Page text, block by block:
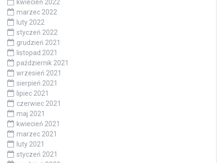
kwiecień 2022
marzec 2022
luty 2022
styczeń 2022
grudzień 2021
listopad 2021
październik 2021
wrzesień 2021
sierpień 2021
lipiec 2021
czerwiec 2021
maj 2021
kwiecień 2021
marzec 2021
luty 2021
styczeń 2021